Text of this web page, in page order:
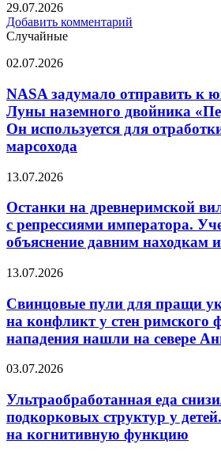
29.07.2026
Добавить комментарий
Случайные
NASA
отправить
к южному
полюсу
Луны
наземного
«Персеверанса».
для
команд
для
02.07.2026
NASA задумало отправить к
Луны наземного двойника
Он используется для
марсохода
Останки
вилле
с репрессиями
императора.
предложили
давним
находкам
из Британии
13.07.2026
Останки на древнеримской
с репрессиями императора.
объяснение давним находкам
Свинцовые
для
пращи
указали
на конфликт
римского
Следы
нападения
нашли
на севере
13.07.2026
Свинцовые пули для пращи
на конфликт у стен римского
нападения нашли на севере
Ультраобработанная
снизила
объем
подкорковых
структур
03.07.2026
Ультраобработанная еда
подкорковых структур у
на когнитивную функцию